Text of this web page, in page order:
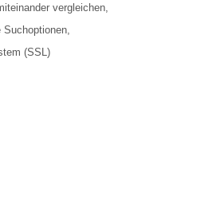
vergleichen,
(SSL)